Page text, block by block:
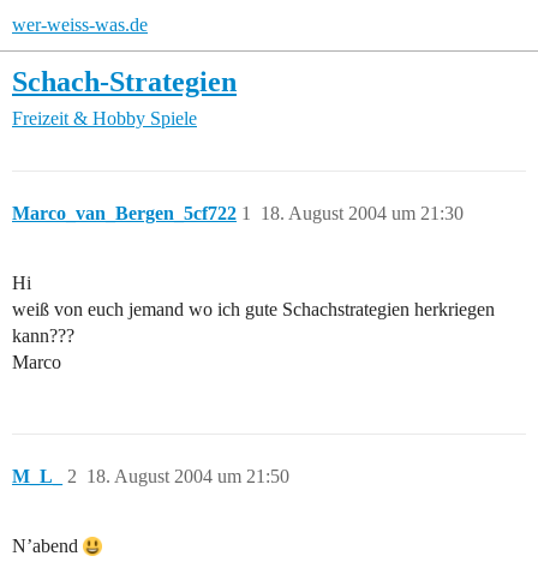
wer-weiss-was.de
Schach-Strategien
Freizeit & Hobby Spiele
Marco_van_Bergen_5cf722 18. August 2004 um 21:30
1
Hi
weiß von euch jemand wo ich gute Schachstrategien herkriegen
kann???
Marco
M_L_ 18. August 2004 um 21:50
2
N’abend